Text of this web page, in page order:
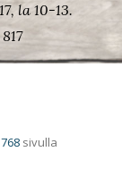
la 10-13.
sivulla